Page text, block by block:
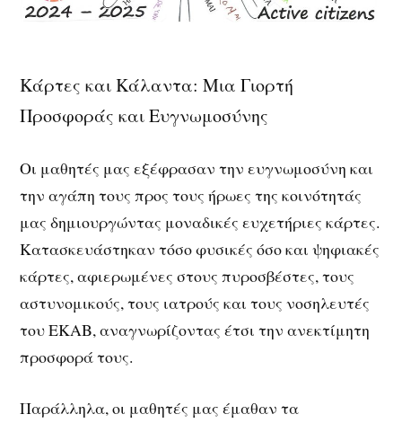
Κάρτες και Κάλαντα: Μια Γιορτή
Προσφοράς και Ευγνωμοσύνης
Οι μαθητές μας εξέφρασαν την ευγνωμοσύνη και
την αγάπη τους προς τους ήρωες της κοινότητάς
μας δημιουργώντας μοναδικές ευχετήριες κάρτες.
Κατασκευάστηκαν τόσο φυσικές όσο και ψηφιακές
κάρτες, αφιερωμένες στους πυροσβέστες, τους
αστυνομικούς, τους ιατρούς και τους νοσηλευτές
του ΕΚΑΒ, αναγνωρίζοντας έτσι την ανεκτίμητη
προσφορά τους.
Παράλληλα, οι μαθητές μας έμαθαν τα